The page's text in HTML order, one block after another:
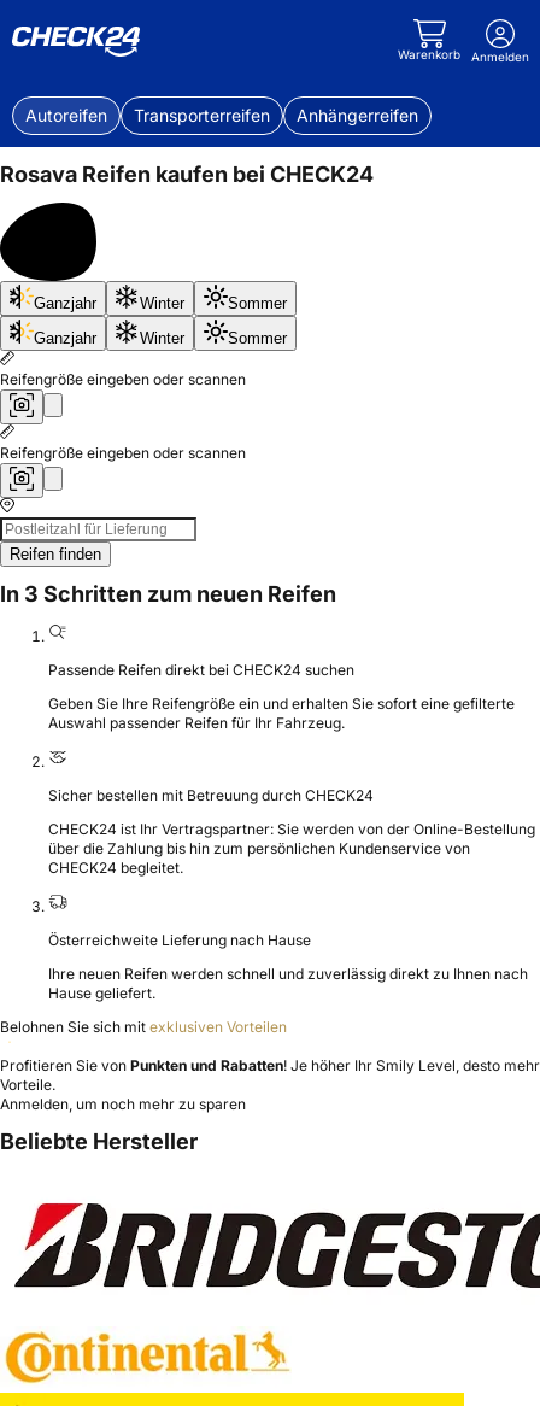
Warenkorb Anmelden
Autoreifen Transporterreifen Anhängerreifen
Rosava Reifen kaufen bei CHECK24
Bis
50%
sparen
Ganzjahr Winter
Sommer
Ganzjahr
Winter Sommer
Reifengröße eingeben oder scannen
Reifengröße eingeben oder scannen
Reifen finden
In 3 Schritten zum neuen Reifen
Passende Reifen direkt bei CHECK24 suchen
Geben Sie Ihre Reifengröße ein und erhalten Sie sofort eine gefilterte
Auswahl passender Reifen für Ihr Fahrzeug.
Sicher bestellen mit Betreuung durch CHECK24
CHECK24 ist Ihr Vertragspartner: Sie werden von der Online-Bestellung
über die Zahlung bis hin zum persönlichen Kundenservice von
CHECK24 begleitet.
Österreichweite Lieferung nach Hause
Ihre neuen Reifen werden schnell und zuverlässig direkt zu Ihnen nach
Hause geliefert.
Belohnen Sie sich mit exklusiven Vorteilen
Profitieren Sie von Punkten und Rabatten! Je höher Ihr Smily Level, desto mehr
Vorteile.
Anmelden, um noch mehr zu sparen
Beliebte Hersteller